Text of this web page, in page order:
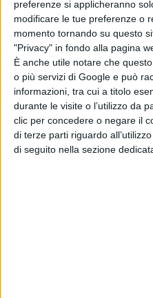
preferenze si applicheranno
modificare le tue preferenze o
momento tornando su questo
"Privacy" in fondo alla pagina
È anche utile notare che
o più servizi di Google e può
informazioni, tra cui a titolo
durante le visite o l’utilizzo da
clic per concedere o negare il
di terze parti riguardo
di seguito nella sezione
Pubblicato Dicembre
News cinema e film
daEmanuela Giuliani
Tag: